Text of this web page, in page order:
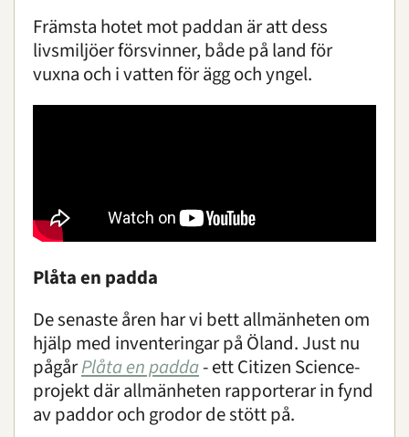
Främsta hotet mot paddan är att dess
livsmiljöer försvinner, både på land för
vuxna och i vatten för ägg och yngel.
Plåta en padda
De senaste åren har vi bett allmänheten om
hjälp med inventeringar på Öland. Just nu
pågårPlåta en padda- ett Citizen Science-
projekt där allmänheten rapporterar in fynd
av paddor och grodor de stött på.